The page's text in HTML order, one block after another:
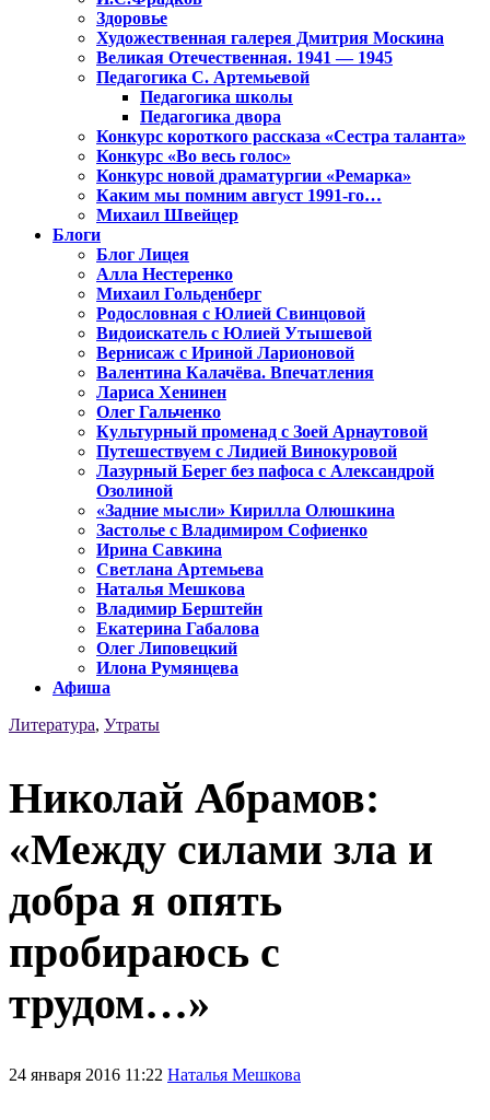
Здоровье
Художественная галерея Дмитрия Москина
Великая Отечественная. 1941 — 1945
Педагогика С. Артемьевой
Педагогика школы
Педагогика двора
Конкурс короткого рассказа «Сестра таланта»
Конкурс «Во весь голос»
Конкурс новой драматургии «Ремарка»
Каким мы помним август 1991-го…
Михаил Швейцер
Блоги
Блог Лицея
Алла Нестеренко
Михаил Гольденберг
Родословная с Юлией Свинцовой
Видоискатель с Юлией Утышевой
Вернисаж с Ириной Ларионовой
Валентина Калачёва. Впечатления
Лариса Хенинен
Олег Гальченко
Культурный променад с Зоей Арнаутовой
Путешествуем с Лидией Винокуровой
Лазурный Берег без пафоса с Александрой
Озолиной
«Задние мысли» Кирилла Олюшкина
Застолье с Владимиром Софиенко
Ирина Савкина
Светлана Артемьева
Наталья Мешкова
Владимир Берштейн
Екатерина Габалова
Олег Липовецкий
Илона Румянцева
Афиша
Литература, Утраты
Николай Абрамов:
«Между силами зла и
добра я опять
пробираюсь с
трудом…»
24 января 2016 11:22 Наталья Мешкова